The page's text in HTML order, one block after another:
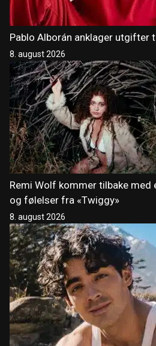
Pablo Alborán anklager utgifter
8. august 2026
Remi Wolf kommer tilbake med
og følelser fra «Twiggy»
8. august 2026